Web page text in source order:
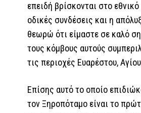
επειδή βρίσκονται στο
οδικές συνδέσεις και η
θεωρώ ότι είμαστε σε καλό
τους κόμβους αυτούς
τις περιοχές Ευαρέστου,
Επίσης αυτό το οποίο
τον Ξηροπόταμο είναι το